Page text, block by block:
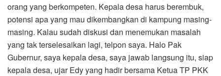
orang yang berkompeten. Kepala desa harus berembuk,
potensi apa yang mau dikembangkan di kampung masing-
masing. Kalau sudah diskusi dan menemukan masalah
yang tak terselesaikan lagi, telpon saya. Halo Pak
Gubernur, saya kepala desa, saya jawab langsung itu, siap
kepala desa, ujar Edy yang hadir bersama Ketua TP PKK